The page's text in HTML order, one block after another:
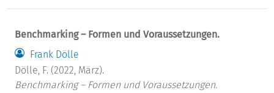
Benchmarking – Formen und Voraussetzungen.
Frank Dölle
Dölle, F. (2022, März).
Benchmarking – Formen und Voraussetzungen.